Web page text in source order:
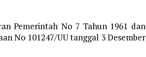
Pemerintah No 7 Tahun 1961 dan
No 101247/UU tanggal 3 Desember